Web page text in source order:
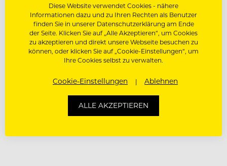
Diese Website verwendet Cookies - nähere
Informationen dazu und zu Ihren Rechten als Benutzer
finden Sie in unserer Datenschutzerklärung am Ende
der Seite. Klicken Sie auf „Alle Akzeptieren“, um Cookies
zu akzeptieren und direkt unsere Webseite besuchen zu
können, oder klicken Sie auf „Cookie-Einstellungen“, um
Ihre Cookies selbst zu verwalten.
Cookie-Einstellungen Ablehnen
ALLE AKZEPTIEREN